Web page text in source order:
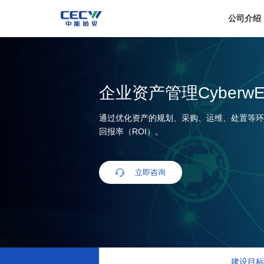
公司介绍
企业资产管理
通过优化资产的规划、采购、运维、处置等
回报率（ROI）。
立即咨询
建设目标